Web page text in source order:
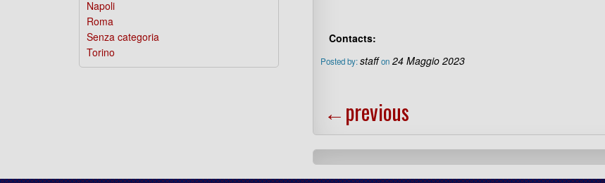
Contacts:
Posted by:staff on 24 Maggio 2023
←previous
Napoli
Roma
Senza categoria
Torino